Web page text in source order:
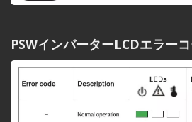
PSWインバーターLCDエラー